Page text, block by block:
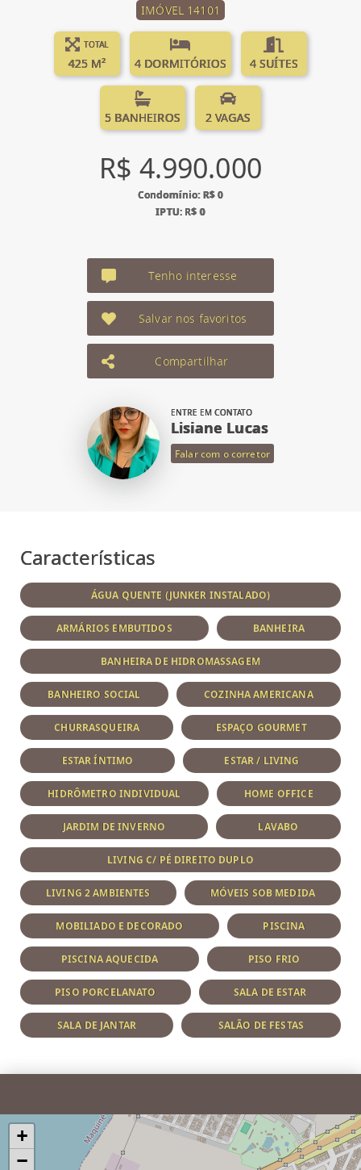
IMÓVEL 14101
TOTAL
425 M² 4 DORMITÓRIOS 4 SUÍTES
5 BANHEIROS 2 VAGAS
R$ 4.990.000
Condomínio: R$ 0
IPTU: R$ 0
Tenho interesse
Salvar nos favoritos
Compartilhar
ENTRE EM CONTATO
Lisiane Lucas
Falar com o corretor
Características
ÁGUA QUENTE (JUNKER INSTALADO)
ARMÁRIOS EMBUTIDOS BANHEIRA
BANHEIRA DE HIDROMASSAGEM
BANHEIRO SOCIAL COZINHA AMERICANA
CHURRASQUEIRA ESPAÇO GOURMET
ESTAR ÍNTIMO ESTAR / LIVING
HIDRÔMETRO INDIVIDUAL HOME OFFICE
JARDIM DE INVERNO LAVABO
LIVING C/ PÉ DIREITO DUPLO
LIVING 2 AMBIENTES MÓVEIS SOB MEDIDA
MOBILIADO E DECORADO PISCINA
PISCINA AQUECIDA PISO FRIO
PISO PORCELANATO SALA DE ESTAR
SALA DE JANTAR SALÃO DE FESTAS
+
−